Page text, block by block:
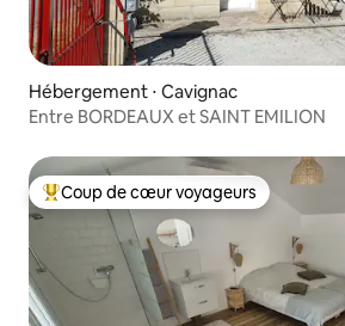
Hébergement ⋅ Cavignac
Entre BORDEAUX et SAINT EMILION
Coups de cœur voyageurs les plus
Coup de cœur voyageurs